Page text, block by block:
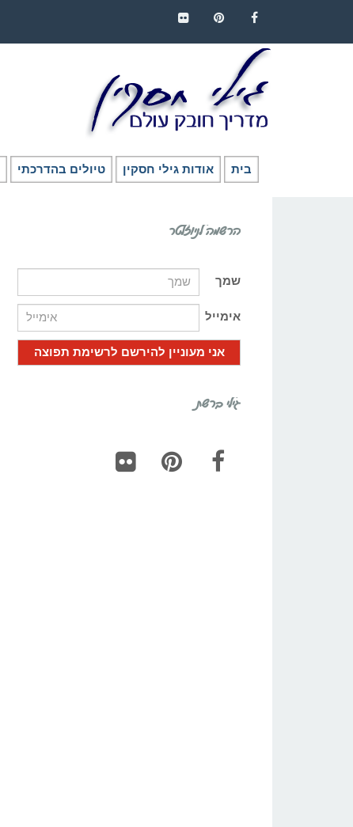
בית אודות גילי חסקין טיולים בהדרכתי
הרשמה לניוזלטר
שמך
אימייל
גילי ברשת